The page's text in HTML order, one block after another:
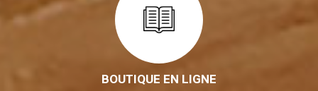
BOUTIQUE EN LIGNE